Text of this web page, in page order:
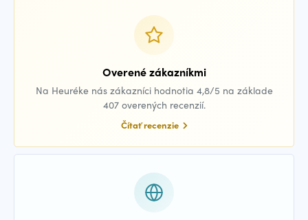
Overené zákazníkmi
Na Heuréke nás zákazníci hodnotia 4,8/5 na základe
407 overených recenzií.
Čítať recenzie